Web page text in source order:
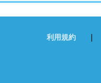
利用規約